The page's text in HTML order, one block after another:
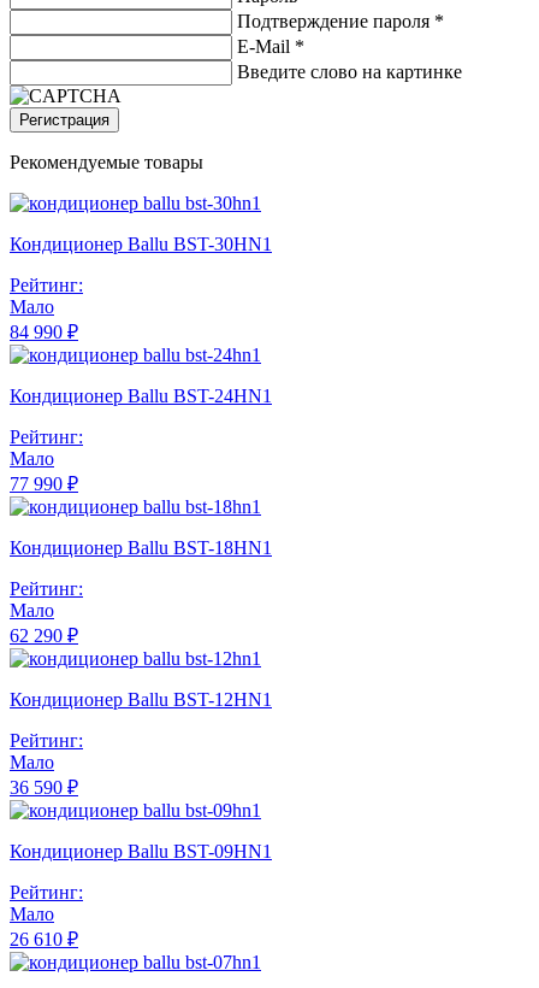
Подтверждение пароля *
E-Mail *
Введите слово на картинке
Регистрация
Рекомендуемые товары
Кондиционер Ballu BST-30HN1
Рейтинг:
Мало
84 990 ₽
Кондиционер Ballu BST-24HN1
Рейтинг:
Мало
77 990 ₽
Кондиционер Ballu BST-18HN1
Рейтинг:
Мало
62 290 ₽
Кондиционер Ballu BST-12HN1
Рейтинг:
Мало
36 590 ₽
Кондиционер Ballu BST-09HN1
Рейтинг:
Мало
26 610 ₽